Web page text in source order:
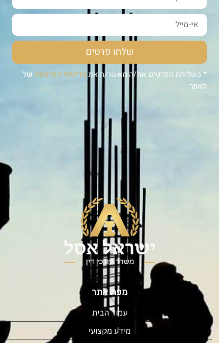
שלחו פרטים
* בשליחת הפרטים את/ה מאשר/ת אתמדיניות הפרטיות של
האתר
מפת אתר
עמוד הבית
מידע מקצועי